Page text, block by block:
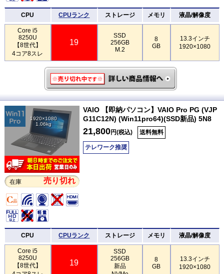
CPU CPUランク ストレージ メモリ 液晶/解像度
Core i5
8250U
【8世代】
4コア8スレ
19
SSD
256GB
M.2
8
GB
13.3インチ
1920×1080
1920×1080
1.06kg
在庫 売り切れ
VAIO 【即納パソコン】VAIO Pro PG (VJP
G11C12N) (Win11pro64)(SSD新品) 5N8
21,800円(税込) 送料無料
テレワーク推奨
CPU CPUランク ストレージ メモリ 液晶/解像度
Core i5
8250U
【8世代】
19
SSD
256GB
新品
8
GB
13.3インチ
1920×1080